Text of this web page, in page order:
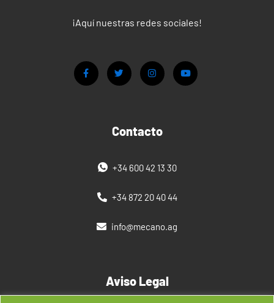
¡Aquí nuestras redes sociales!
Contacto
+34 600 42 13 30
+34 872 20 40 44
info@mecano.ag
Aviso Legal